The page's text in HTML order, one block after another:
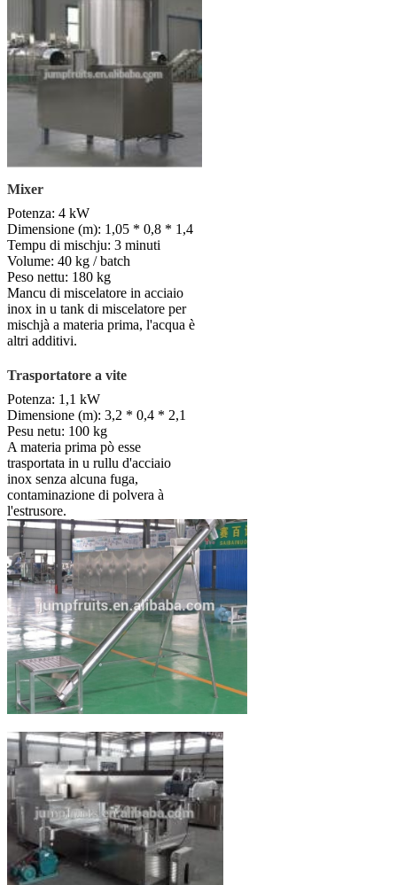
Mixer
Potenza: 4 kW
Dimensione (m): 1,05 * 0,8 * 1,4
Tempu di mischju: 3 minuti
Volume: 40 kg / batch
Peso nettu: 180 kg
Mancu di miscelatore in acciaio
inox in u tank di miscelatore per
mischjà a materia prima, l'acqua è
altri additivi.
Trasportatore a vite
Potenza: 1,1 kW
Dimensione (m): 3,2 * 0,4 * 2,1
Pesu netu: 100 kg
A materia prima pò esse
trasportata in u rullu d'acciaio
inox senza alcuna fuga,
contaminazione di polvera à
l'estrusore.